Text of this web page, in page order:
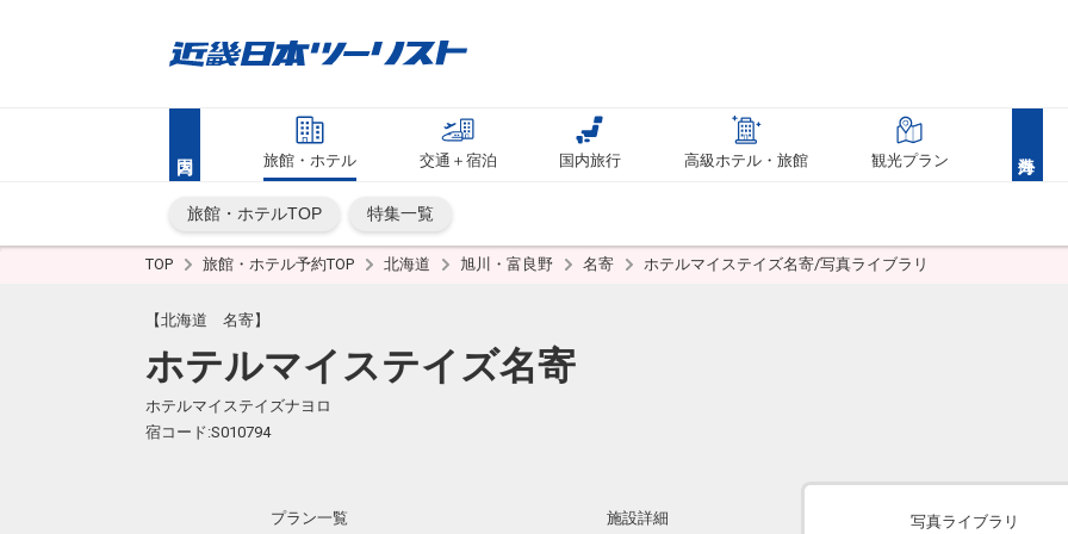
旅館・ホテル 交通＋宿泊 国内旅行 高級ホテル・旅館 観光プラン
旅館・ホテルTOP 特集一覧
TOP 旅館・ホテル予約TOP 北海道 旭川・富良野 名寄 ホテルマイステイズ名寄/写真ライブラリ
【北海道 名寄】
ホテルマイステイズ名寄
ホテルマイステイズナヨロ
宿コード:S010794
プラン一覧 施設詳細 写真ライブラリ